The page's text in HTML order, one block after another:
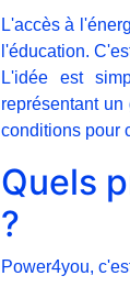
L'accès à
l'éducation.
L'idée est
représentant
conditions pour
Quels
?
Power4you,